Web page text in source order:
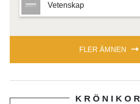
Vetenskap
FLER ÄMNEN
KRÖNIKOR